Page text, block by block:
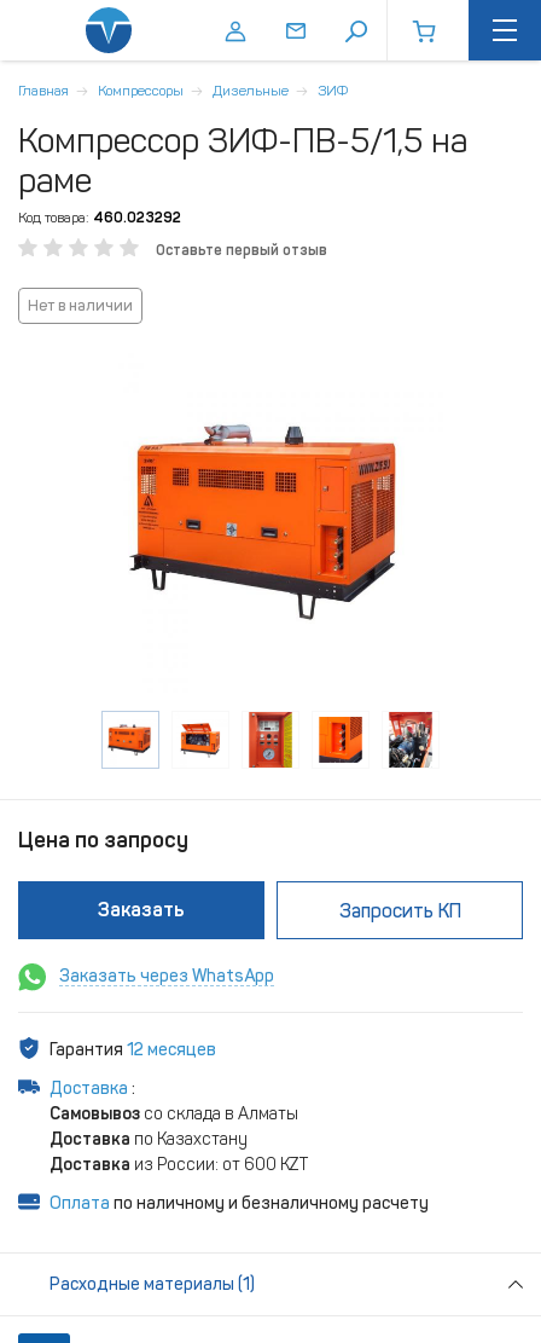
Главная Компрессоры Дизельные ЗИФ
Компрессор ЗИФ-ПВ-5/1,5 на
раме
Код товара: 460.023292
Оставьте первый отзыв
Нет в наличии
Цена по запросу
Заказать Запросить КП
Заказать через WhatsApp
Гарантия 12 месяцев
Доставка :
Самовывоз со склада в Алматы
Доставка по Казахстану
Доставка из России: от 600 KZT
Оплата по наличному и безналичному расчету
Расходные материалы (1)